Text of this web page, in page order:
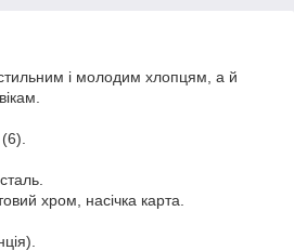
стильним і молодим хлопцям, а й
хром, насічка карта.